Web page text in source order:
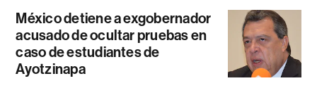
México detiene a exgobernador
acusado de ocultar pruebas en
caso de estudiantes de
Ayotzinapa